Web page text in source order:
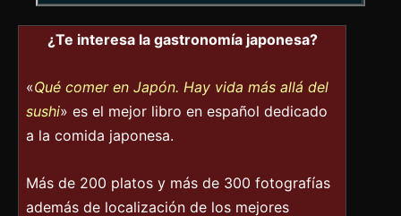
¿Te interesa la gastronomía japonesa?
«Qué comer en Japón. Hay vida más allá del
sushi» es el mejor libro en español dedicado
a la comida japonesa.
Más de 200 platos y más de 300 fotografías
además de localización de los mejores